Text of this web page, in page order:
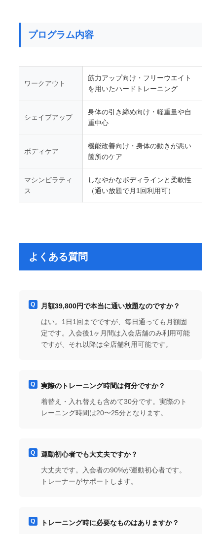
プログラム内容
ワークアウト
筋力アップ向け・フリーウエイト
を用いたハードトレーニング
シェイプアップ
身体の引き締め向け・軽重量や自
重中心
ボディケア
機能改善向け・身体の動きが悪い
箇所のケア
マシンピラティ
ス
しなやかなボディラインと柔軟性
（通い放題で月1回利用可）
よくある質問
月額39,800円で本当に通い放題なのですか？
はい。1日1回までですが、毎日通っても月額固
定です。入会後1ヶ月間は入会店舗のみ利用可能
ですが、それ以降は全店舗利用可能です。
実際のトレーニング時間は何分ですか？
着替え・入れ替えも含めて30分です。実際のト
レーニング時間は20〜25分となります。
運動初心者でも大丈夫ですか？
大丈夫です。入会者の90%が運動初心者です。
トレーナーがサポートします。
トレーニング時に必要なものはありますか？